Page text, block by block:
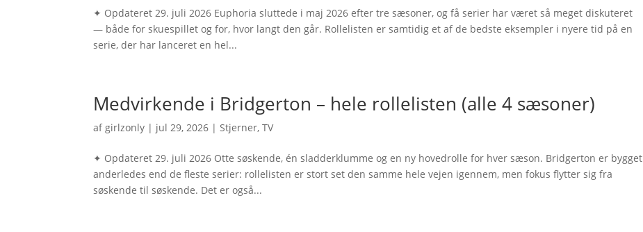
✦ Opdateret 29. juli 2026 Euphoria sluttede i maj 2026 efter tre sæsoner, og få serier har været så meget diskuteret
— både for skuespillet og for, hvor langt den går. Rollelisten er samtidig et af de bedste eksempler i nyere tid på en
serie, der har lanceret en hel...
Medvirkende i Bridgerton – hele rollelisten (alle 4 sæsoner)
afgirlzonly | jul 29, 2026 |Stjerner,TV
✦ Opdateret 29. juli 2026 Otte søskende, én sladderklumme og en ny hovedrolle for hver sæson. Bridgerton er bygget
anderledes end de fleste serier: rollelisten er stort set den samme hele vejen igennem, men fokus flytter sig fra
søskende til søskende. Det er også...